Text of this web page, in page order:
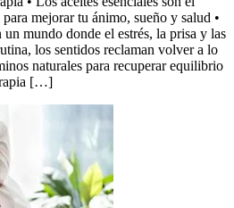
mejorar tu ánimo, sueño y salud •
un mundo donde el estrés, la prisa y las
los sentidos reclaman volver a lo
naturales para recuperar equilibrio
[…]